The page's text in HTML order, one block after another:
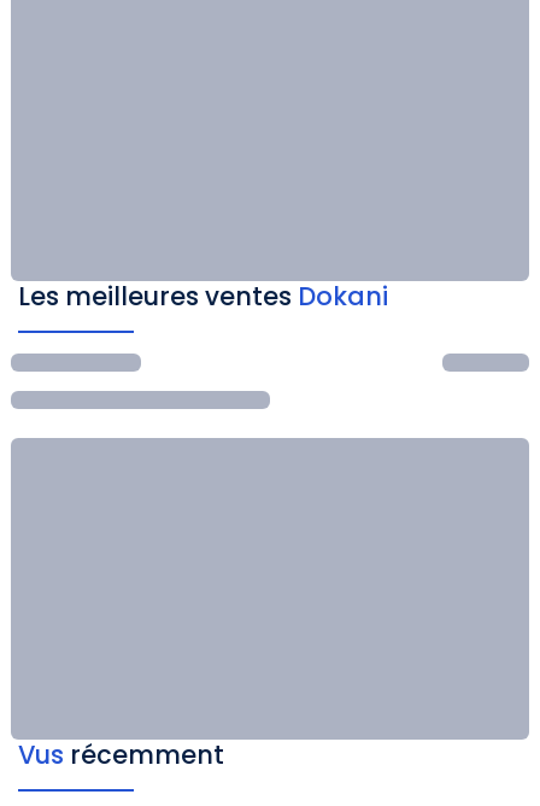
Les meilleures ventes Dokani
Vus récemment